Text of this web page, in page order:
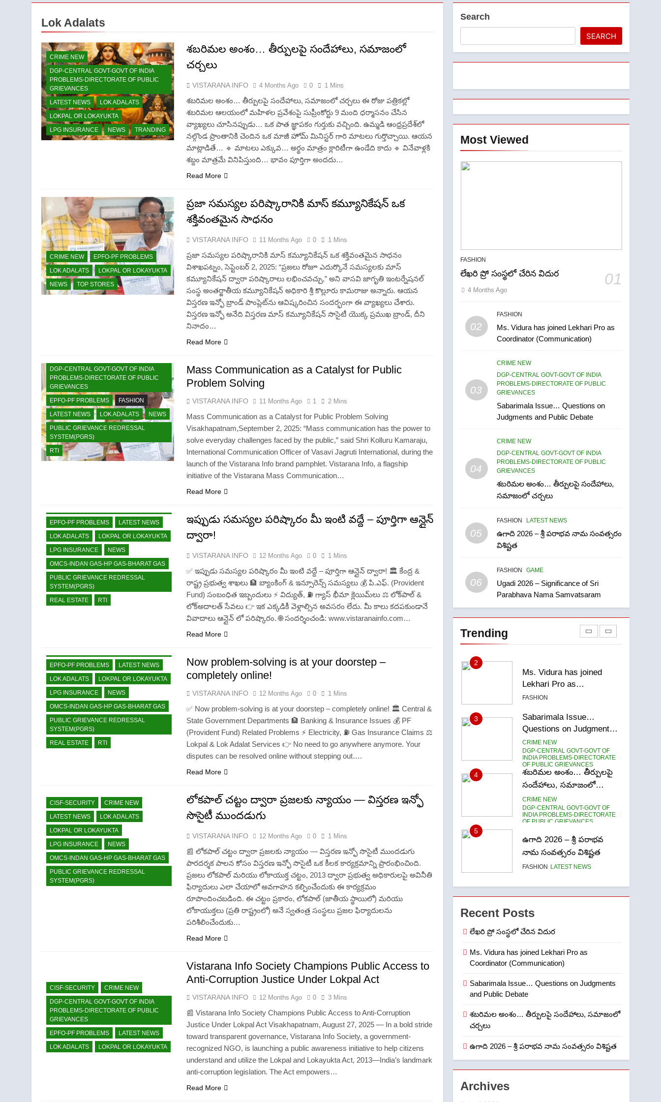
Lok Adalats
CRIME NEW
DGP-CENTRAL GOVT-GOVT OF INDIA
PROBLEMS-DIRECTORATE OF PUBLIC
GRIEVANCES
LATEST NEWS
LOK ADALATS
LOKPAL OR LOKAYUKTA
LPG INSURANCE
NEWS TRANDING
శబరిమల అంశం… తీర్పులపై సందేహాలు, సమాజంలో
చర్చలు
VISTARANA INFO 4 Months Ago 0 1 Mins
శబరిమల అంశం… తీర్పులపై సందేహాలు, సమాజంలో చర్చలు ఈ రోజు పత్రికల్లో
శబరిమల ఆలయంలో మహిళల ప్రవేశంపై సుప్రీంకోర్టు 9 మంది ధర్మాసనం చేసిన
వ్యాఖ్యలు చూసినప్పుడు… ఒక పాత జ్ఞాపకం గుర్తుకు వచ్చింది. ఉమ్మడి ఆంధ్రప్రదేశ్‌లో
నల్గొండ ప్రాంతానికి చెందిన ఒక మాజీ హోమ్ మినిస్టర్ గారి మాటలు గుర్తొచ్చాయి. ఆయన
మాట్లాడితే… 🔹 మాటలు ఎక్కువ… అర్థం మాత్రం క్లారిటీగా ఉండేది కాదు 🔹 వినేవాళ్లకి
శబ్దం మాత్రమే వినిపిస్తుంది… భావం పూర్తిగా అందదు…
Read More
CRIME NEW
EPFO-PF PROBLEMS
LOK ADALATS
LOKPAL OR LOKAYUKTA
NEWS
TOP STORES
ప్రజా సమస్యల పరిష్కారానికి మాస్ కమ్యూనికేషన్ ఒక
శక్తివంతమైన సాధనం
VISTARANA INFO 11 Months Ago 0 1 Mins
ప్రజా సమస్యల పరిష్కారానికి మాస్ కమ్యూనికేషన్ ఒక శక్తివంతమైన సాధనం
విశాఖపట్నం, సెప్టెంబర్ 2, 2025: “ప్రజలు రోజూ ఎదుర్కొనే సమస్యలకు మాస్
కమ్యూనికేషన్ ద్వారా పరిష్కారాలు లభించవచ్చు,” అని వాసవి జాగృతి ఇంటర్నేషనల్
సంస్థ అంతర్జాతీయ కమ్యూనికేషన్ అధికారి శ్రీ కొల్లూరు కామరాజు అన్నారు. ఆయన
విస్తరణ ఇన్ఫో బ్రాండ్ పాంప్లెట్‌ను ఆవిష్కరించిన సందర్భంగా ఈ వ్యాఖ్యలు చేశారు.
విస్తరణ ఇన్ఫో అనేది విస్తరణ మాస్ కమ్యూనికేషన్ సొసైటీ యొక్క ప్రముఖ బ్రాండ్, దీని
నినాదం…
Read More
DGP-CENTRAL GOVT-GOVT OF INDIA
PROBLEMS-DIRECTORATE OF PUBLIC
GRIEVANCES
EPFO-PF PROBLEMS
FASHION
LATEST NEWS
LOK ADALATS
NEWS
PUBLIC GRIEVANCE REDRESSAL
SYSTEM(PGRS)
RTI
Mass Communication as a Catalyst for Public
Problem Solving
VISTARANA INFO 11 Months Ago 1 2 Mins
Mass Communication as a Catalyst for Public Problem Solving
Visakhapatnam,September 2, 2025: “Mass communication has the power to
solve everyday challenges faced by the public,” said Shri Kolluru Kamaraju,
International Communication Officer of Vasavi Jagruti International, during the
launch of the Vistarana Info brand pamphlet. Vistarana Info, a flagship
initiative of the Vistarana Mass Communication…
Read More
EPFO-PF PROBLEMS
LATEST NEWS
LOK ADALATS
LOKPAL OR LOKAYUKTA
LPG INSURANCE
NEWS
OMCS-INDAN GAS-HP GAS-BHARAT GAS
PUBLIC GRIEVANCE REDRESSAL
SYSTEM(PGRS)
REAL ESTATE
RTI
ఇప్పుడు సమస్యల పరిష్కారం మీ ఇంటి వద్దే – పూర్తిగా ఆన్లైన్
ద్వారా!
VISTARANA INFO 12 Months Ago 0 1 Mins
✅ ఇప్పుడు సమస్యల పరిష్కారం మీ ఇంటి వద్దే – పూర్తిగా ఆన్లైన్ ద్వారా! 🏛️ కేంద్ర &
రాష్ట్ర ప్రభుత్వ శాఖలు 🏦 బ్యాంకింగ్ & ఇన్సూరెన్స్ సమస్యలు 💰 పి.ఎఫ్. (Provident
Fund) సంబంధిత ఇబ్బందులు ⚡ విద్యుత్, ⛽ గ్యాస్ భీమా క్లెయిమ్‌లు ⚖️ లోక్‌పాల్ &
లోక్అదాలత్ సేవలు 👉 ఇక ఎక్కడికీ వెళ్లాల్సిన అవసరం లేదు. మీ కాలు కదపకుండానే
వివాదాలు ఆన్లైన్ లో పరిష్కారం. 🌐 సందర్శించండి: www.vistaranainfo.com…
Read More
EPFO-PF PROBLEMS
LATEST NEWS
LOK ADALATS
LOKPAL OR LOKAYUKTA
LPG INSURANCE
NEWS
OMCS-INDAN GAS-HP GAS-BHARAT GAS
PUBLIC GRIEVANCE REDRESSAL
SYSTEM(PGRS)
REAL ESTATE
RTI
Now problem-solving is at your doorstep –
completely online!
VISTARANA INFO 12 Months Ago 0 1 Mins
✅ Now problem-solving is at your doorstep – completely online! 🏛️ Central &
State Government Departments 🏦 Banking & Insurance Issues 💰 PF
(Provident Fund) Related Problems ⚡ Electricity, ⛽ Gas Insurance Claims ⚖️
Lokpal & Lok Adalat Services 👉 No need to go anywhere anymore. Your
disputes can be resolved online without stepping out….
Read More
CISF-SECURITY
CRIME NEW
LATEST NEWS
LOK ADALATS
LOKPAL OR LOKAYUKTA
LPG INSURANCE
NEWS
OMCS-INDAN GAS-HP GAS-BHARAT GAS
PUBLIC GRIEVANCE REDRESSAL
SYSTEM(PGRS)
లోకపాల్ చట్టం ద్వారా ప్రజలకు న్యాయం — విస్తరణ ఇన్ఫో
సొసైటీ ముందడుగు
VISTARANA INFO 12 Months Ago 0 1 Mins
📰 లోకపాల్ చట్టం ద్వారా ప్రజలకు న్యాయం — విస్తరణ ఇన్ఫో సొసైటీ ముందడుగు
పారదర్శక పాలన కోసం విస్తరణ ఇన్ఫో సొసైటీ ఒక కీలక కార్యక్రమాన్ని ప్రారంభించింది.
ప్రజలు లోకపాల్ మరియు లోకాయుక్త చట్టం, 2013 ద్వారా ప్రభుత్వ అధికారులపై అవినీతి
ఫిర్యాదులు ఎలా చేయాలో అవగాహన కల్పించేందుకు ఈ కార్యక్రమం
రూపొందించబడింది. ఈ చట్టం ప్రకారం, లోకపాల్ (జాతీయ స్థాయిలో) మరియు
లోకాయుక్తలు (ప్రతి రాష్ట్రంలో) అనే స్వతంత్ర సంస్థలు ప్రజల ఫిర్యాదులను
పరిశీలించేందుకు…
Read More
CISF-SECURITY
CRIME NEW
DGP-CENTRAL GOVT-GOVT OF INDIA
PROBLEMS-DIRECTORATE OF PUBLIC
GRIEVANCES
EPFO-PF PROBLEMS
LATEST NEWS
LOK ADALATS
LOKPAL OR LOKAYUKTA
Vistarana Info Society Champions Public Access to
Anti-Corruption Justice Under Lokpal Act
VISTARANA INFO 12 Months Ago 0 3 Mins
📰 Vistarana Info Society Champions Public Access to Anti-Corruption
Justice Under Lokpal Act Visakhapatnam, August 27, 2025 — In a bold stride
toward transparent governance, Vistarana Info Society, a government-
recognized NGO, is launching a public awareness initiative to help citizens
understand and utilize the Lokpal and Lokayukta Act, 2013—India’s landmark
anti-corruption legislation. The Act empowers…
Read More
Search
SEARCH
Most Viewed
FASHION
లేఖరి ప్రో సంస్థలో చేరిన విదుర 01
4 Months Ago
02
FASHION
Ms. Vidura has joined Lekhari Pro as
Coordinator (Communication)
03
CRIME NEW
DGP-CENTRAL GOVT-GOVT OF INDIA
PROBLEMS-DIRECTORATE OF PUBLIC
GRIEVANCES
Sabarimala Issue… Questions on
Judgments and Public Debate
04
CRIME NEW
DGP-CENTRAL GOVT-GOVT OF INDIA
PROBLEMS-DIRECTORATE OF PUBLIC
GRIEVANCES
శబరిమల అంశం… తీర్పులపై సందేహాలు,
సమాజంలో చర్చలు
05
FASHION LATEST NEWS
ఉగాది 2026 – శ్రీ పరాభవ నామ సంవత్సరం
విశిష్టత
06
FASHION GAME
Ugadi 2026 – Significance of Sri
Parabhava Nama Samvatsaram
Trending
5
ఉగాది 2026 – శ్రీ పరాభవ
FASHION
6
Ugadi 2026 – Significance
of Sri Parabhava Nama
Samvatsaram
FASHION GAME
పవిత్ర విశ్వాసానికి ద్రోహం
CRIME NEW
Ghee Adulteration in
TOP STORES
FASHION
2
Ms. Vidura has joined
3
Questions on Judgments
and Public Debate
CRIME NEW
DGP-CENTRAL GOVT-GOVT OF
INDIA PROBLEMS-DIRECTORATE
4
శబరిమల అంశం… తీర్పులపై
సందేహాలు, సమాజంలో
చర్చలు
CRIME NEW
DGP-CENTRAL GOVT-GOVT OF
INDIA PROBLEMS-DIRECTORATE
OF PUBLIC GRIEVANCES
5
ఉగాది 2026 – శ్రీ పరాభవ
నామ సంవత్సరం విశిష్టత
FASHION LATEST NEWS
6
Ugadi 2026 – Significance
of Sri Parabhava Nama
Samvatsaram
FASHION GAME
7
తిరుమల లడ్డూ నెయ్యి కల్తీ:
పవిత్ర విశ్వాసానికి ద్రోహం
Ghee Adulteration in
Tirumala Laddu: A Sacred
1
లేఖరి ప్రో సంస్థలో చేరిన విదుర
Recent Posts
లేఖరి ప్రో సంస్థలో చేరిన విదుర
Ms. Vidura has joined Lekhari Pro as
Coordinator (Communication)
Sabarimala Issue… Questions on Judgments
and Public Debate
శబరిమల అంశం… తీర్పులపై సందేహాలు, సమాజంలో
చర్చలు
ఉగాది 2026 – శ్రీ పరాభవ నామ సంవత్సరం విశిష్టత
Archives